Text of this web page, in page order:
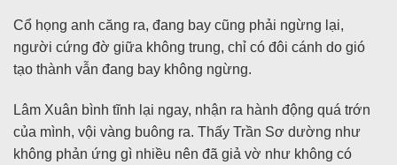
Cổ họng anh căng ra, đang bay cũng phải ngừng lại,
người cứng đờ giữa không trung, chỉ có đôi cánh do gió
tạo thành vẫn đang bay không ngừng.
Lâm Xuân bình tĩnh lại ngay, nhận ra hành động quá trớn
của mình, vội vàng buông ra. Thấy Trần Sơ dường như
không phản ứng gì nhiều nên đã giả vờ như không có